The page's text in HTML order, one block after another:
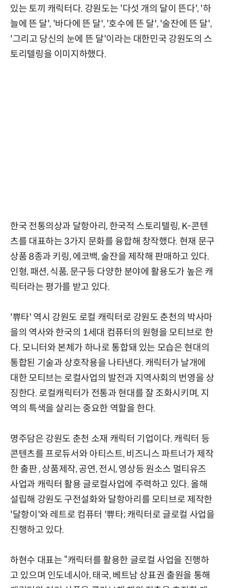
있는 토끼 캐릭터다. 강원도는 '다섯 개의 달이 뜬다', '하
늘에 뜬 달', '바다에 뜬 달', '호수에 뜬 달', '술잔에 뜬 달',
'그리고 당신의 눈에 뜬 달'이라는 대한민국 강원도의 스
토리텔링을 이미지하했다.
한국 전통의상과 달항아리, 한국적 스토리텔링, K-콘텐
츠를 대표하는 3가지 문화를 융합해 창작했다. 현재 문구
상품 8종과 키링, 에코백, 술잔을 제작해 판매하고 있다.
인형, 패션, 식품, 문구등 다양한 분야에 활용도가 높은 캐
릭터라는 평가를 받고 있다.
'쀼타' 역시 강원도 로컬 캐릭터로 강원도 춘천의 박사마
을의 역사와 한국의 1세대 컴퓨터의 원형을 모티브로 한
다. 모니터와 본체가 하나로 통합돼 있는 모습은 현대의
통합된 기술과 상호작용을 나타낸다. 캐릭터가 날개에
대한 모티브는 로컬사업의 발전과 지역사회의 번영을 상
징한다. 로컬캐릭터가 전통과 현대를 잘 조화시키며, 지
역의 특색을 살리는 중요한 역할을 한다.
명주담은 강원도 춘천 소재 캐릭터 기업이다. 캐릭터 등
콘텐츠를 프로듀서와 아티스트, 비즈니스 파트너가 제작
한 출판 , 상품제작, 공연, 전시, 영상등 원소스 멀티유즈
사업과 캐릭터 활용 글로컬사업에 주력하고 있다. 올해
설립해 강원도 구전설화와 달항아리를 모티브로 제작한
'달항이'와 레트로 컴퓨터 '쀼타; 캐릭터로 글로컬 사업을
진행하고 있다.
하현수 대표는 “캐릭터를 활용한 글로컬 사업을 진행하
고 있으며 인도네시아, 태국, 베트남 상표권 출원을 통해